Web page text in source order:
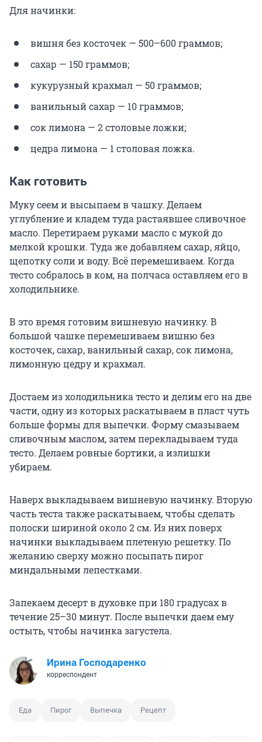
Для начинки:
вишня без косточек — 500–600 граммов;
сахар — 150 граммов;
кукурузный крахмал — 50 граммов;
ванильный сахар — 10 граммов;
сок лимона — 2 столовые ложки;
цедра лимона — 1 столовая ложка.
Как готовить
Муку сеем и высыпаем в чашку. Делаем
углубление и кладем туда растаявшее сливочное
масло. Перетираем руками масло с мукой до
мелкой крошки. Туда же добавляем сахар, яйцо,
щепотку соли и воду. Всё перемешиваем. Когда
тесто собралось в ком, на полчаса оставляем его в
холодильнике.
В это время готовим вишневую начинку. В
большой чашке перемешиваем вишню без
косточек, сахар, ванильный сахар, сок лимона,
лимонную цедру и крахмал.
Достаем из холодильника тесто и делим его на две
части, одну из которых раскатываем в пласт чуть
больше формы для выпечки. Форму смазываем
сливочным маслом, затем перекладываем туда
тесто. Делаем ровные бортики, а излишки
убираем.
Наверх выкладываем вишневую начинку. Вторую
часть теста также раскатываем, чтобы сделать
полоски шириной около 2 см. Из них поверх
начинки выкладываем плетеную решетку. По
желанию сверху можно посыпать пирог
миндальными лепестками.
Запекаем десерт в духовке при 180 градусах в
течение 25–30 минут. После выпечки даем ему
остыть, чтобы начинка загустела.
Ирина Господаренко
корреспондент
Еда Пирог Выпечка Рецепт